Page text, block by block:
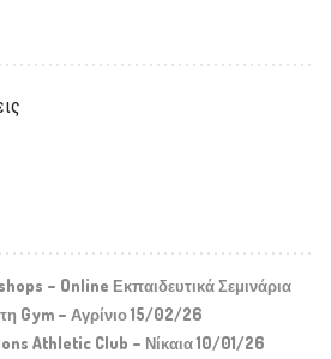
– Online Εκπαιδευτικά Σεμινάρια
Gym – Αγρίνιο 15/02/26
Athletic Club – Νίκαια 10/01/26